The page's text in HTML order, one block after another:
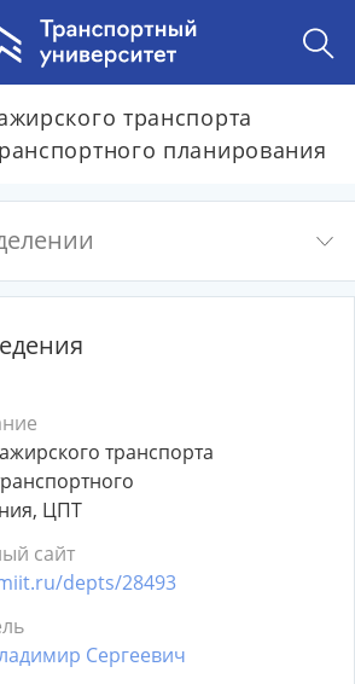
транспорта
планирования
транспорта
ЦПТ
сайт
depts/28493
Сергеевич